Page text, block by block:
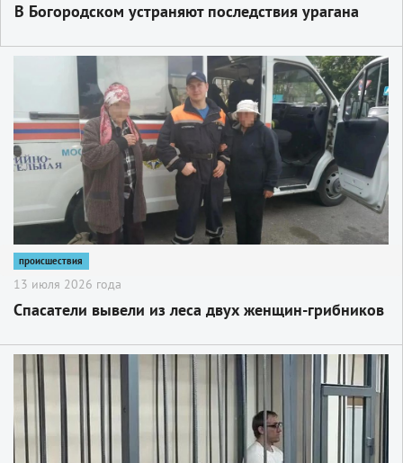
В Богородском устраняют последствия урагана
происшествия
13 июля 2026 года
Спасатели вывели из леса двух женщин-грибников